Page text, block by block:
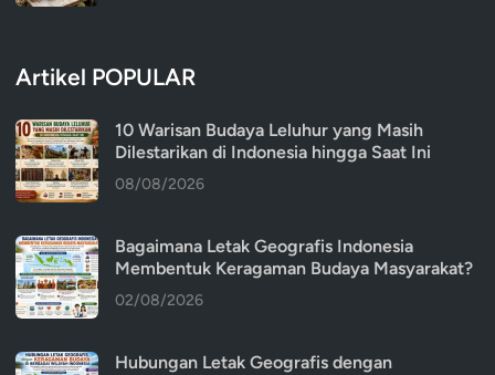
Artikel POPULAR
10 Warisan Budaya Leluhur yang Masih
Dilestarikan di Indonesia hingga Saat Ini
08/08/2026
Bagaimana Letak Geografis Indonesia
Membentuk Keragaman Budaya Masyarakat?
02/08/2026
Hubungan Letak Geografis dengan